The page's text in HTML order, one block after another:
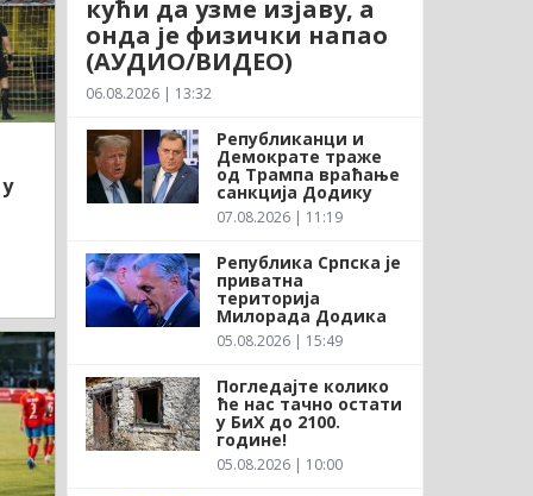
кући да узме изјаву, а
онда је физички напао
(АУДИО/ВИДЕО)
06.08.2026 | 13:32
Републиканци и
Демократе траже
од Трампа враћање
санкција Додику
07.08.2026 | 11:19
Република Српска је
приватна
територија
Милорада Додика
05.08.2026 | 15:49
Погледајте колико
ће нас тачно остати
у БиХ до 2100.
године!
05.08.2026 | 10:00